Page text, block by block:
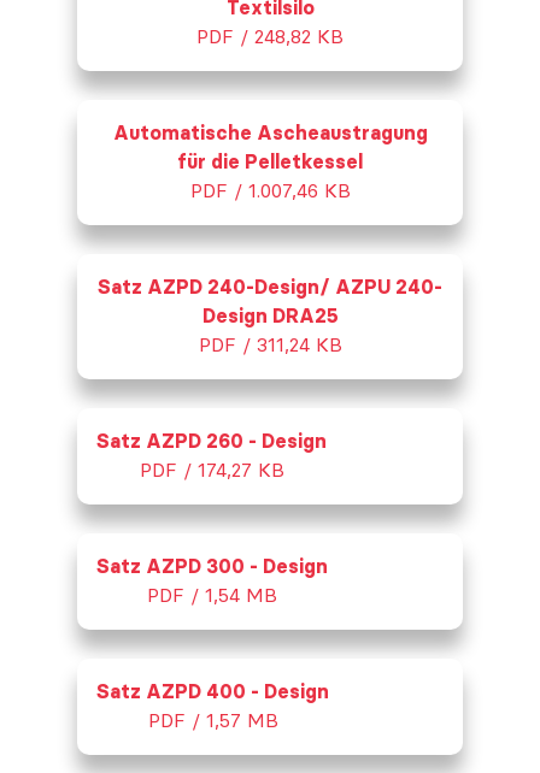
Textilsilo
PDF / 248,82 KB
Automatische Ascheaustragung
für die Pelletkessel
PDF / 1.007,46 KB
Satz AZPD 240-Design/ AZPU 240-
Design DRA25
PDF / 311,24 KB
Satz AZPD 260 - Design
PDF / 174,27 KB
Satz AZPD 300 - Design
PDF / 1,54 MB
Satz AZPD 400 - Design
PDF / 1,57 MB